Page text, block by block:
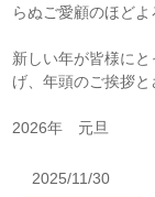
らぬご愛顧のほどよ
新しい年が皆様に
げ、年頭のご挨拶と
2026年 元旦
2025/11/30